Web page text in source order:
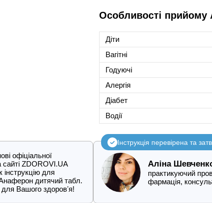
Особливості
Діти
Вагітні
Годуючі
Алергія
Діабет
Водії
офіціальної
ZDOROVI.UA
для
дитячий табл.
Вашого здоровʼя!
Інструкція перевірена та
Аліна
практикуючий
фармація,